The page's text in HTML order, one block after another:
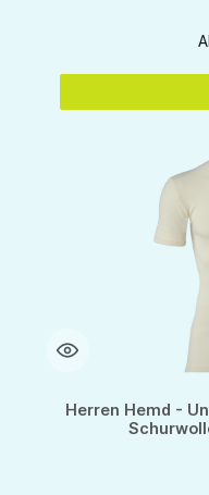
Herren Hemd -